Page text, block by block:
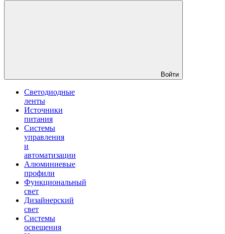
Войти
Светодиодные
ленты
Источники
питания
Системы
управления
и
автоматизации
Алюминиевые
профили
Функциональный
свет
Дизайнерский
свет
Системы
освещения